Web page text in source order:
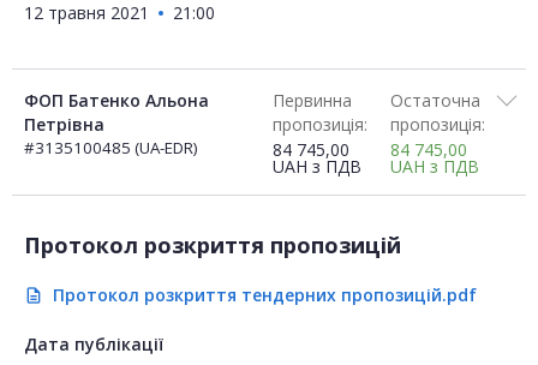
12 травня 2021
21:00
ФОП Батенко Альона
Петрівна
#3135100485 (UA-EDR)
Первинна
пропозиція:
84 745,00
UAH з ПДВ
Остаточна
пропозиція:
84 745,00
UAH з ПДВ
Протокол розкриття пропозицій
description Протокол розкриття тендерних пропозицій.pdf
Дата публікації